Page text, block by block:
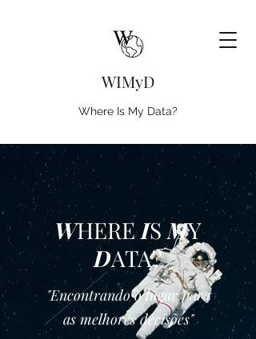
WIMyD
Where Is My Data?
WHERE ISMY
DATA?
"Encontrando o lugar para
as melhores decisões"